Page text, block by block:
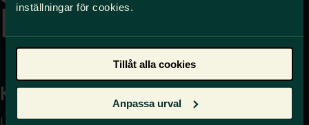
inställningar för cookies.
Tillåt alla cookies
Anpassa urval
Kontakta Press